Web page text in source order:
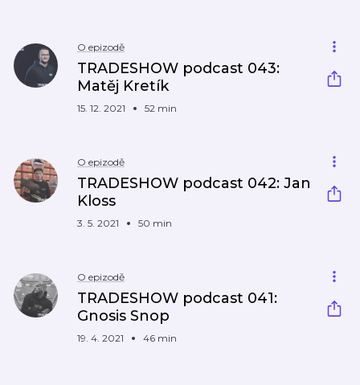
O epizodě
TRADESHOW podcast 043:
Matěj Kretík
15. 12. 2021 52 min
O epizodě
TRADESHOW podcast 042: Jan
Kloss
3. 5. 2021 50 min
O epizodě
TRADESHOW podcast 041:
Gnosis Snop
19. 4. 2021 46 min